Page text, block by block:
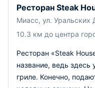
Ресторан Steak
Миасс, ул. Уральских
10.3 км до центра
Ресторан «Steak
название, ведь
гриле. Конечно,